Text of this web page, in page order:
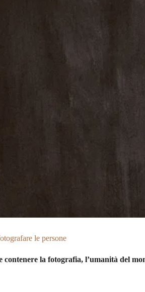
le persone
contenere la fotografia, l’umanità del